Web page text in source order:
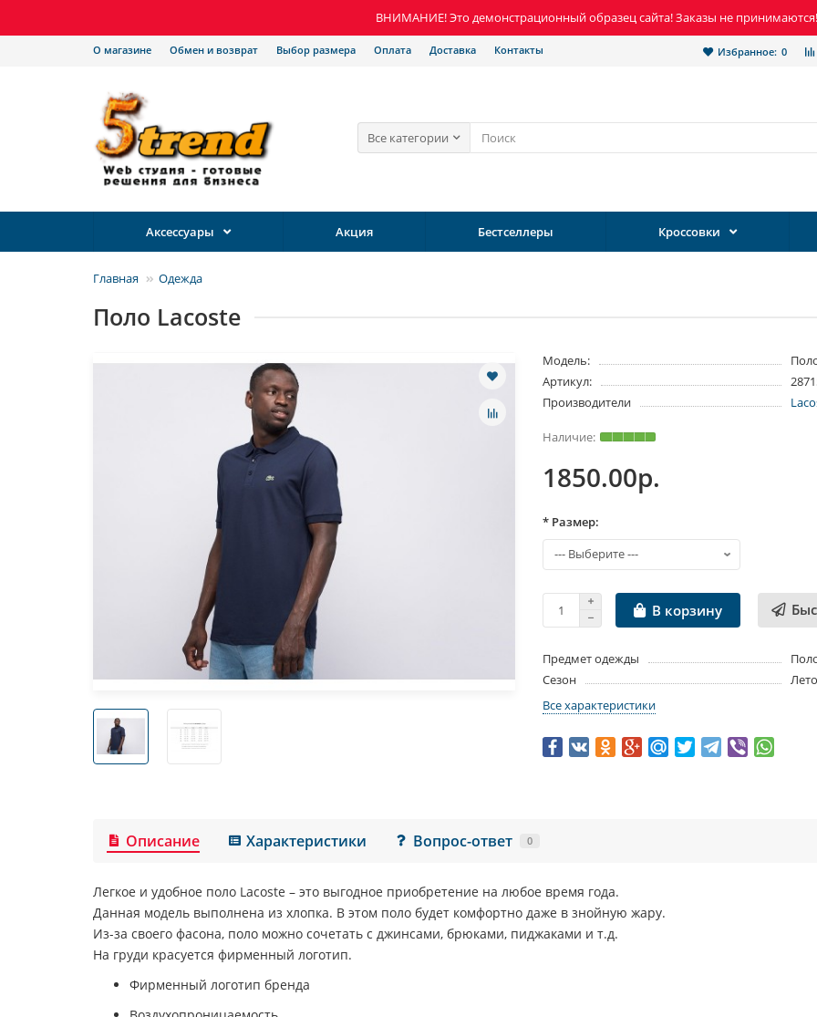
ВНИМАНИЕ! Это демонстрационный образец сайта! Заказы не принимаются!
Избранное: 0
О магазине Обмен и возврат Выбор размера Оплата Доставка Контакты
Все категории
Аксессуары Акция Бестселлеры Кроссовки
Главная Одежда
Поло Lacoste
Модель:
Артикул:
Производители
1850.00р.
* Размер:
В корзину
Предмет одежды
Сезон
Лето
Все характеристики
Описание Характеристики Вопрос-ответ 0
Легкое и удобное поло Lacoste – это выгодное приобретение на любое время года.
Данная модель выполнена из хлопка. В этом поло будет комфортно даже в знойную жару.
Из-за своего фасона, поло можно сочетать с джинсами, брюками, пиджаками и т.д.
На груди красуется фирменный логотип.
Фирменный логотип бренда